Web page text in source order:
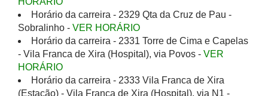
Horário da carreira - 2329 Qta da Cruz de Pau -
Sobralinho - VER HORÁRIO
Horário da carreira - 2331 Torre de Cima e Capelas
- Vila Franca de Xira (Hospital), via Povos - VER
HORÁRIO
Horário da carreira - 2333 Vila Franca de Xira
(Estação) - Vila Franca de Xira (Hospital), via N1 -